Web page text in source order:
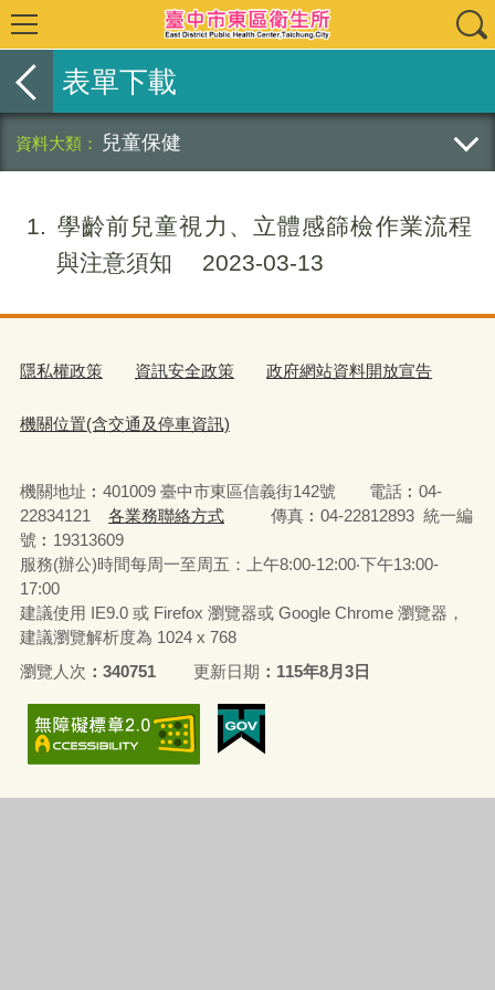
表單下載
兒童保健
1
學齡前兒童視力、立體感篩檢作業流程
與注意須知
2023-03-13
隱私權政策 資訊安全政策 政府網站資料開放宣告
機關位置(含交通及停車資訊)
機關地址︰401009 臺中市東區信義街142號 電話︰04-
22834121
各業務聯絡方式
傳真︰04-22812893 統一編
號︰19313609
服務(辦公)時間每周一至周五：上午8:00-12:00‧下午13:00-
17:00
建議使用 IE9.0 或 Firefox 瀏覽器或 Google Chrome 瀏覽器，
建議瀏覽解析度為 1024 x 768
瀏覽人次
340751 更新日期 115年8月3日